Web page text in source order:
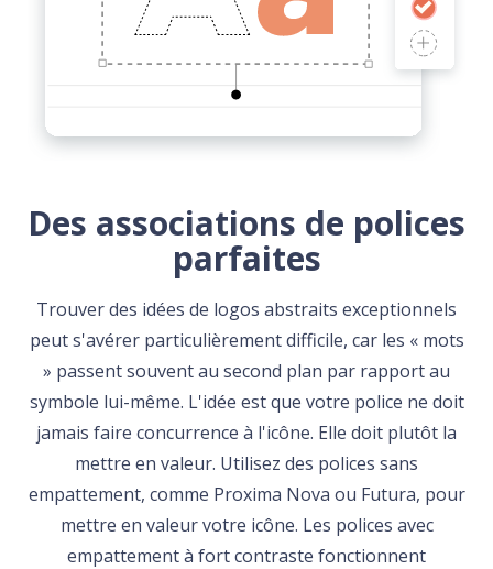
Des associations de polices
parfaites
Trouver des idées de logos abstraits exceptionnels
peut s'avérer particulièrement difficile, car les « mots
» passent souvent au second plan par rapport au
symbole lui-même. L'idée est que votre police ne doit
jamais faire concurrence à l'icône. Elle doit plutôt la
mettre en valeur. Utilisez des polices sans
empattement, comme Proxima Nova ou Futura, pour
mettre en valeur votre icône. Les polices avec
empattement à fort contraste fonctionnent